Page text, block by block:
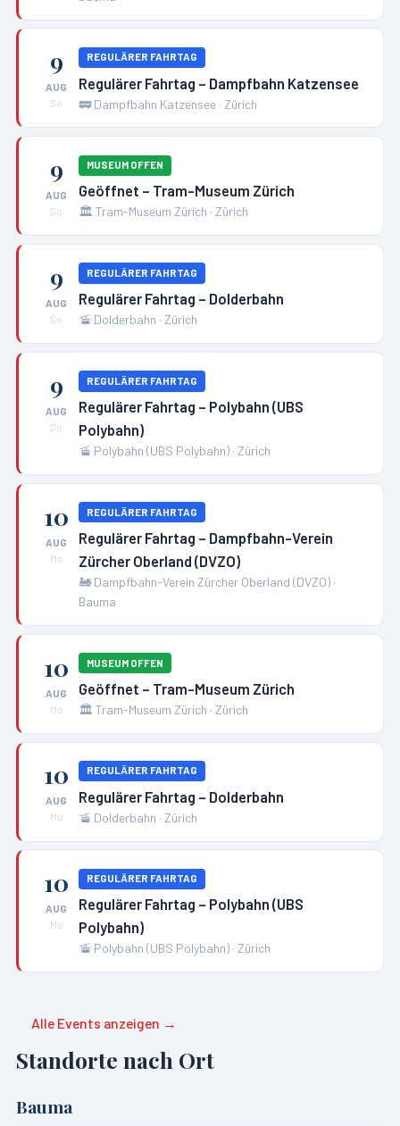
9
AUG
So
REGULÄRER FAHRTAG
Regulärer Fahrtag – Dampfbahn Katzensee
🚃 Dampfbahn Katzensee ·Zürich
9
AUG
So
MUSEUM OFFEN
Geöffnet – Tram-Museum Zürich
🏛️ Tram-Museum Zürich ·Zürich
9
AUG
So
REGULÄRER FAHRTAG
Regulärer Fahrtag – Dolderbahn
🚡 Dolderbahn ·Zürich
9
AUG
So
REGULÄRER FAHRTAG
Regulärer Fahrtag – Polybahn (UBS
Polybahn)
🚡 Polybahn (UBS Polybahn) ·Zürich
10
AUG
Mo
REGULÄRER FAHRTAG
Regulärer Fahrtag – Dampfbahn-Verein
Zürcher Oberland (DVZO)
🚂 Dampfbahn-Verein Zürcher Oberland (DVZO) ·
Bauma
10
AUG
Mo
MUSEUM OFFEN
Geöffnet – Tram-Museum Zürich
🏛️ Tram-Museum Zürich ·Zürich
10
AUG
Mo
REGULÄRER FAHRTAG
Regulärer Fahrtag – Dolderbahn
🚡 Dolderbahn ·Zürich
10
AUG
Mo
REGULÄRER FAHRTAG
Regulärer Fahrtag – Polybahn (UBS
Polybahn)
🚡 Polybahn (UBS Polybahn) ·Zürich
Alle Events anzeigen →
Standorte nach Ort
Bauma